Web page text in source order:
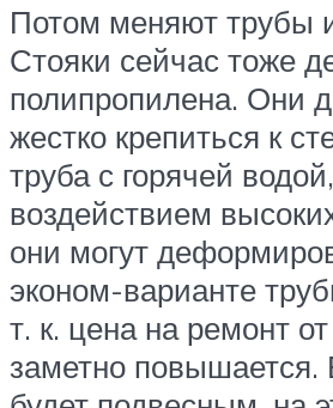
Потом меняют трубы
Стояки сейчас тоже
полипропилена. Они
жестко крепиться к
труба с горячей
воздействием
они могут
эконом-варианте
т. к. цена на ремонт от
заметно повышается.